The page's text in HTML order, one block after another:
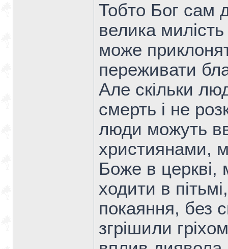
Тобто Бог сам
велика
може
переживати
Але скільки
смерть і не
люди можуть
християнами,
Боже в церкві,
ходити в
покаяння, без
згрішили